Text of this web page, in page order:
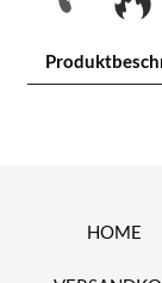
HOME